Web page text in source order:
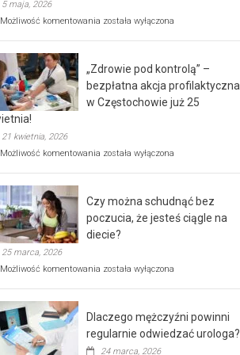
5 maja, 2026
Możliwość komentowania Rusza
rehabilitacji
dla
seniorów!
została wyłączona
„Zdrowie pod kontrolą” –
bezpłatna akcja profilaktyczna
w Częstochowie już 25
21 kwietnia, 2026
Możliwość komentowania „Zdrowie
bezpłatna
akcja
profilaktyczna
w
już
kwietnia!
została wyłączona
Czy można schudnąć bez
poczucia, że jesteś ciągle na
diecie?
25 marca, 2026
Możliwość komentowania Czy
poczucia,
że
została wyłączona
Dlaczego mężczyźni powinni
regularnie odwiedzać urologa?
24 marca, 2026